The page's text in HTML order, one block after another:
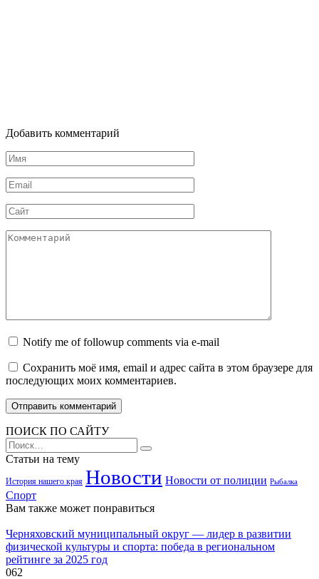
Добавить комментарий
Имя
Email
Сайт
Комментарий
Notify me of followup comments via e-mail
Сохранить моё имя, email и адрес сайта в этом браузере для
последующих моих комментариев.
ПОИСК ПО САЙТУ
Search
for:
Статьи на тему
История нашего края Новости Новости от полиции Рыбалка
Спорт
Вам также может понравиться
Черняховский муниципальный округ — лидер в развитии
физической культуры и спорта: победа в региональном
рейтинге за 2025 год
062